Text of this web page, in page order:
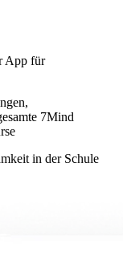
App für
7Mind
in der Schule